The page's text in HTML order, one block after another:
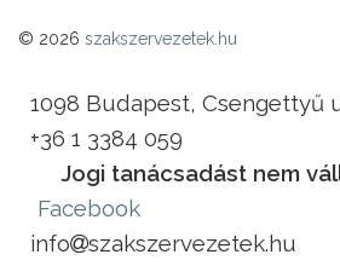
© 2026 szakszervezetek.hu
1098 Budapest, Csengettyű
+36 1 3384 059
Jogi tanácsadást nem
Facebook
info
szakszervezetek.hu